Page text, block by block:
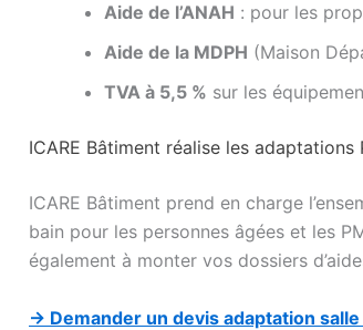
Aide de l’ANAH : pour les
Aide de la MDPH (Maison
TVA à 5,5 % sur les
ICARE Bâtiment réalise les adaptations
ICARE Bâtiment prend en charge
bain pour les personnes âgées et les
également à monter vos dossiers
→ Demander un devis adaptation salle